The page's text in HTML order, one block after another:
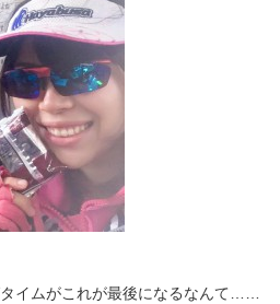
イムがこれが最後になるなんて……